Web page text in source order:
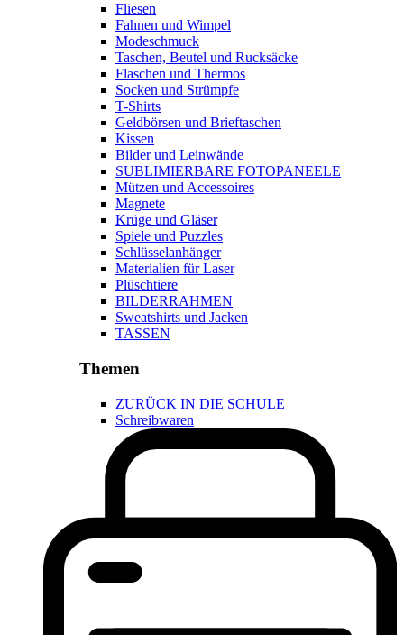
Fliesen
Fahnen und Wimpel
Modeschmuck
Taschen, Beutel und Rucksäcke
Flaschen und Thermos
Socken und Strümpfe
T-Shirts
Geldbörsen und Brieftaschen
Kissen
Bilder und Leinwände
SUBLIMIERBARE FOTOPANEELE
Mützen und Accessoires
Magnete
Krüge und Gläser
Spiele und Puzzles
Schlüsselanhänger
Materialien für Laser
Plüschtiere
BILDERRAHMEN
Sweatshirts und Jacken
TASSEN
Themen
ZURÜCK IN DIE SCHULE
Schreibwaren